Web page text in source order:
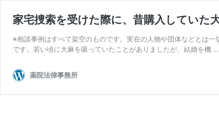
家宅捜索を受けた際に、昔購入していた
※相談事例はすべて架空のものです。実在の人物や団体などとは
です。若い頃に大麻を吸っていたことがありましたが、結婚を機
薬院法律事務所